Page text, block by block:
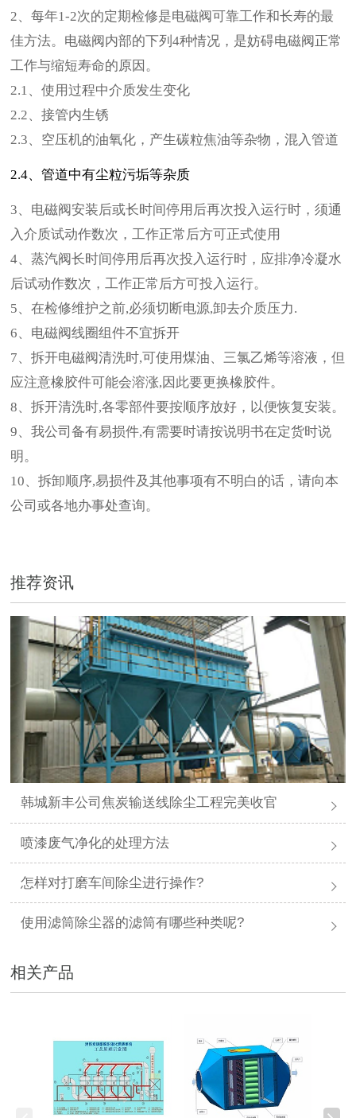
2、每年1-2次的定期检修是电磁阀可靠工作和长寿的最
佳方法。电磁阀内部的下列4种情况，是妨碍电磁阀正常
工作与缩短寿命的原因。
2.1、使用过程中介质发生变化
2.2、接管内生锈
2.3、空压机的油氧化，产生碳粒焦油等杂物，混入管道
2.4、管道中有尘粒污垢等杂质
3、电磁阀安装后或长时间停用后再次投入运行时，须通
入介质试动作数次，工作正常后方可正式使用
4、蒸汽阀长时间停用后再次投入运行时，应排净冷凝水
后试动作数次，工作正常后方可投入运行。
5、在检修维护之前,必须切断电源,卸去介质压力.
6、电磁阀线圈组件不宜拆开
7、拆开电磁阀清洗时,可使用煤油、三氯乙烯等溶液，但
应注意橡胶件可能会溶涨,因此要更换橡胶件。
8、拆开清洗时,各零部件要按顺序放好，以便恢复安装。
9、我公司备有易损件,有需要时请按说明书在定货时说
明。
10、拆卸顺序,易损件及其他事项有不明白的话，请向本
公司或各地办事处查询。
推荐资讯
韩城新丰公司焦炭输送线除尘工程完美收官
喷漆废气净化的处理方法
怎样对打磨车间除尘进行操作?
使用滤筒除尘器的滤筒有哪些种类呢?
相关产品